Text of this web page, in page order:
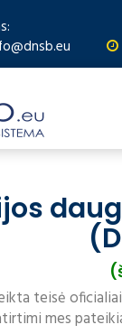
teisė
mes